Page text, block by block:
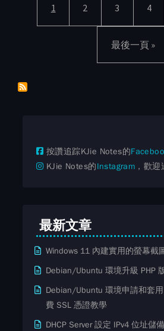
目前頁面
1 頁面
2 頁面
3 頁面
4
Last page
最後一頁 »
按讚追踪KJie Notes的
KJie Notes的Instagram ，歡迎
最新文章
Windows 11 內建實用的螢幕截
Debian/Ubuntu 環境升級 PHP
Debian/Ubuntu 環境申請和套
費​ SSL ​​憑證教學
DHCP Server 設定 IPv4 位址儲